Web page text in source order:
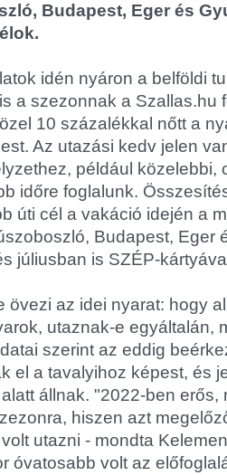
Budapest, Eger és
idén nyáron a belföldi
a szezonnak a Szallas.hu
10 százalékkal nőtt a
Az utazási kedv jelen
például közelebbi,
időre foglalunk.
úti cél a vakáció idején a
Budapest, Eger
júliusban is SZÉP-
övezi az idei nyarat: hogy
utaznak-e egyáltalán,
szerint az eddig
el a tavalyihoz képest, és
állnak. "2022-ben erős,
hiszen azt
utazni - mondta
óvatosabb volt az